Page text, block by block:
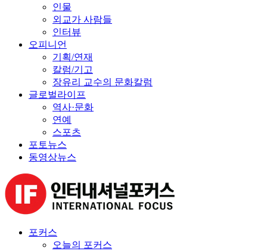
인물
외교가 사람들
인터뷰
오피니언
기획/연재
칼럼/기고
장유리 교수의 문화칼럼
글로벌라이프
역사·문화
연예
스포츠
포토뉴스
동영상뉴스
포커스
오늘의 포커스